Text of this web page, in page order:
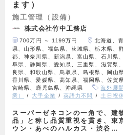
ます）
施工管理（設備）
株式会社竹中工務店
700万円 ～ 1199万円
北海道、
県、山形県、福島県、茨城県、栃木県、
都、神奈川県、新潟県、富山県、石川県
阜県、静岡県、愛知県、三重県、滋賀県
良県、和歌山県、鳥取県、島根県、岡山
香川県、愛媛県、高知県、福岡県、佐賀
宮崎県、鹿児島県、沖縄県
海外展
業）
大手企業 英語力不問 土日祝
スーパーゼネコンの一角で、建
品」と称し品質重視を貫き、東
ウン・あべのハルカス・渋谷…